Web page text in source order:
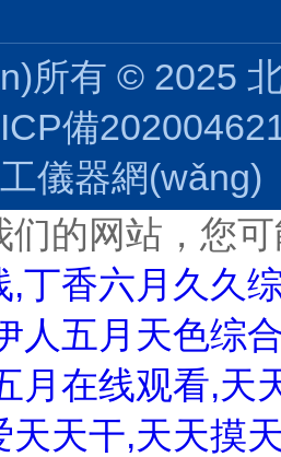
所有 © 2025
備
儀器網(wǎng)
们的网站，您
,丁香六月久久
人五月天色综
月在线观看,天
天天干,天天摸